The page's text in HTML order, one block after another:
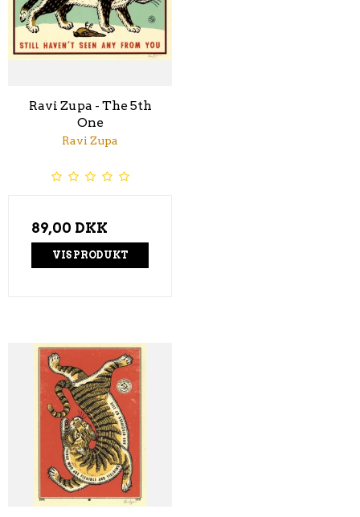
Ravi Zupa - The 5th
One
Ravi Zupa
89,00 DKK
VIS PRODUKT